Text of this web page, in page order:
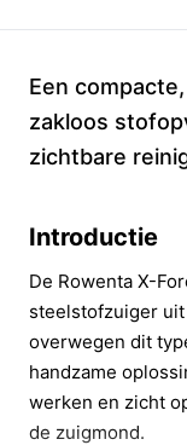
Een
zakloos
zichtbare
Introductie
De Rowenta X-
steelstofzuiger
overwegen dit
handzame
werken en zicht
de zuigmond.